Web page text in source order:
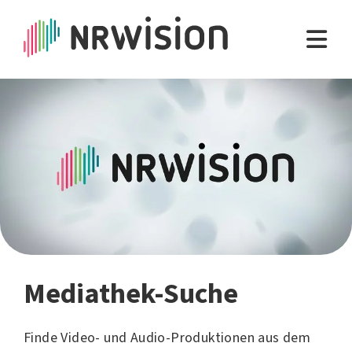
Mediathek-Suche
Finde Video- und Audio-Produktionen aus dem